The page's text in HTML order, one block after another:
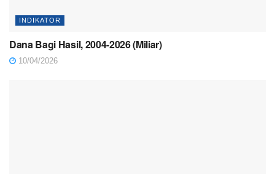
INDIKATOR
Dana Bagi Hasil, 2004-2026 (Miliar)
10/04/2026